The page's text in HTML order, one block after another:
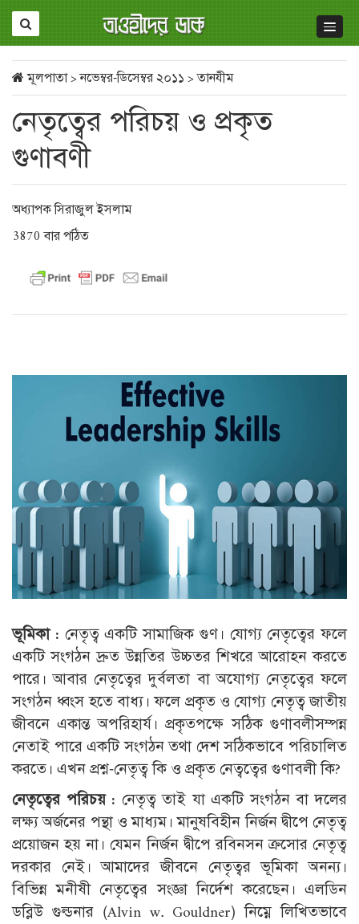
মূলপাতা> নভেম্বর-ডিসেম্বর ২০১১ > তানযীম
নেতৃত্বের পরিচয় ও প্রকৃত
গুণাবণী
অধ্যাপক সিরাজুল ইসলাম
3870 বার পঠিত
ভূমিকা : নেতৃত্ব একটি সামাজিক গুণ। যোগ্য নেতৃত্বের ফলে
একটি সংগঠন দ্রুত উন্নতির উচ্চতর শিখরে আরোহন করতে
পারে। আবার নেতৃত্বের দুর্বলতা বা অযোগ্য নেতৃত্বের ফলে
সংগঠন ধ্বংস হতে বাধ্য। ফলে প্রকৃত ও যোগ্য নেতৃত্ব জাতীয়
জীবনে একান্ত অপরিহার্য। প্রকৃতপক্ষে সঠিক গুণাবলীসম্পন্ন
নেতাই পারে একটি সংগঠন তথা দেশ সঠিকভাবে পরিচালিত
করতে। এখন প্রশ্ন-নেতৃত্ব কি ও প্রকৃত নেত্বত্বের গুণাবলী কি?
নেতৃত্বের পরিচয় : নেতৃত্ব তাই যা একটি সংগঠন বা দলের
লক্ষ্য অর্জনের পন্থা ও মাধ্যম। মানুষবিহীন নির্জন দ্বীপে নেতৃত্ব
প্রয়োজন হয় না। যেমন নির্জন দ্বীপে রবিনসন ক্রসোর নেতৃত্ব
দরকার নেই। আমাদের জীবনে নেতৃত্বর ভূমিকা অনন্য।
বিভিন্ন মনীষী নেতৃত্বের সংজ্ঞা নির্দেশ করেছেন। এলডিন
ডব্লিউ গুল্ডনার (Alvin w. Gouldner) নিম্নে লিখিতভাবে